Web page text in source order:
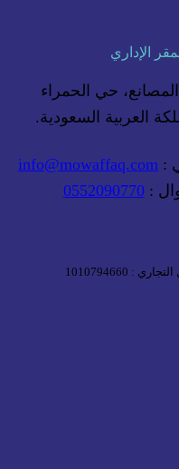
الإداري
العربية السعودية.
:
info@mowaffaq.com
:
0552090770
: 1010794660